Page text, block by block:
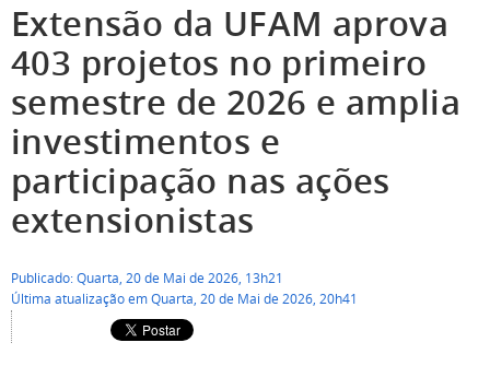
Extensão da UFAM aprova
403 projetos no primeiro
semestre de 2026 e amplia
investimentos e
participação nas ações
extensionistas
Publicado: Quarta, 20 de Mai de 2026, 13h21
Última atualização em Quarta, 20 de Mai de 2026, 20h41